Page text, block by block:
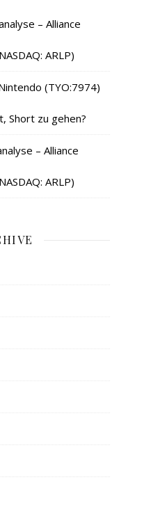
– Alliance
ARLP)
(TYO:7974)
Short zu gehen?
– Alliance
ARLP)